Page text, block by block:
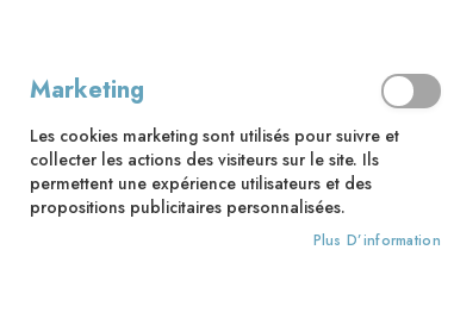
Mot de passe
CONNEXION Mot de passe oublié ?
Marketing
Les cookies marketing sont utilisés pour suivre et
collecter les actions des visiteurs sur le site. Ils
permettent une expérience utilisateurs et des
propositions publicitaires personnalisées.
Plus D’information